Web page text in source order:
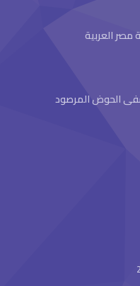
مصر العربية
الحوض المرصود